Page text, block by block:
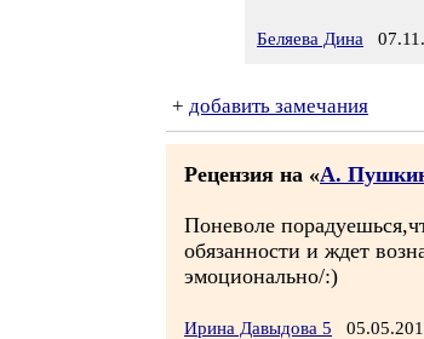
Беляева Дина
+ добавить замечания
Рецензия на «А.
Поневоле
обязанности и ждет
эмоционально/:)
Ирина Давыдова 5